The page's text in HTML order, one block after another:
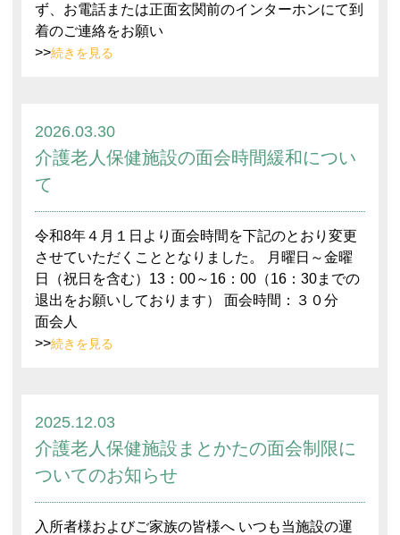
ず、お電話または正面玄関前のインターホンにて到
着のご連絡をお願い
>>続きを見る
2026.03.30
介護老人保健施設の面会時間緩和につい
て
令和8年４月１日より面会時間を下記のとおり変更
させていただくこととなりました。 月曜日～金曜
日（祝日を含む）13：00～16：00（16：30までの
退出をお願いしております） 面会時間：３０分
面会人
>>続きを見る
2025.12.03
介護老人保健施設まとかたの面会制限に
ついてのお知らせ
入所者様およびご家族の皆様へ いつも当施設の運